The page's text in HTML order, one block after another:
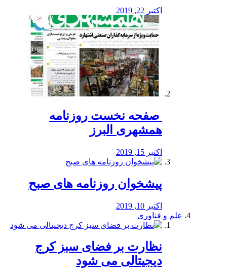
اکتبر 22, 2019
️ صفحه نخست روزنامه‌
همشهری البرز
اکتبر 15, 2019
پیشخوان روزنامه های صبح
اکتبر 10, 2019
علم و فناوری
نظارت بر فضای سبز کرج
دیجیتالی می شود